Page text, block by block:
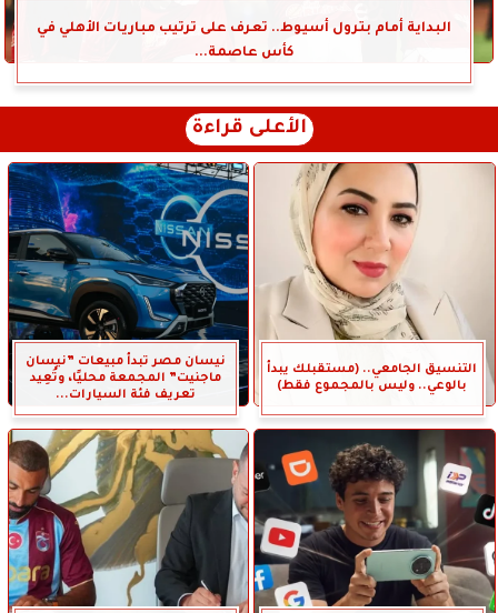
البداية أمام بترول أسيوط.. تعرف على ترتيب مباريات الأهلي في
كأس عاصمة...
الأعلى قراءة
التنسيق الجامعي.. (مستقبلك يبدأ
بالوعي.. وليس بالمجموع فقط)
نيسان مصر تبدأ مبيعات ”نيسان
ماجنيت” المجمعة محليًا، وتُعِيد
تعريف فئة السيارات...